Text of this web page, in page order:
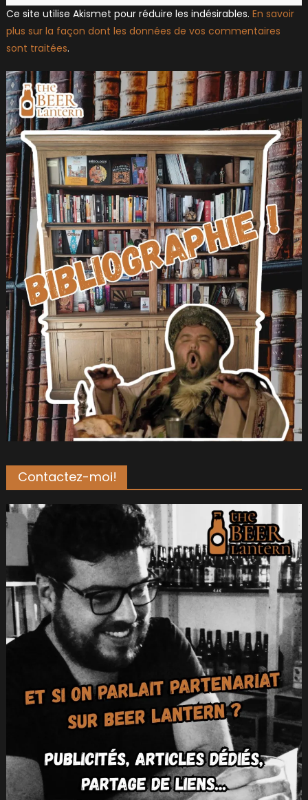
Ce site utilise Akismet pour réduire les indésirables. En savoir
plus sur la façon dont les données de vos commentaires
sont traitées.
Contactez-moi!